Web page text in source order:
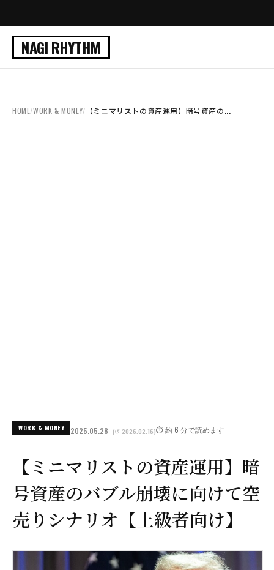
NAGI RHYTHM
HOME/WORK & MONEY/ 【ミニマリストの資産運用】暗号資産の...
WORK & MONEY 2025.05.28 (↺ 2026.02.16)⏱️ 約 6 分で読めます
【ミニマリストの資産運用】暗
号資産のバブル崩壊に向けて空
売りシナリオ【上級者向け】